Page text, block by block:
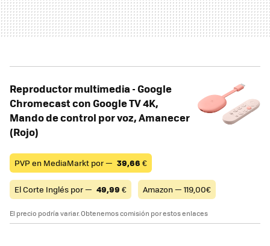
Reproductor multimedia - Google
Chromecast con Google TV 4K,
Mando de control por voz, Amanecer
(Rojo)
PVP en MediaMarkt por — 39,66 €
El Corte Inglés por — 49,99 € Amazon — 119,00€
El precio podría variar. Obtenemos comisión por estos enlaces